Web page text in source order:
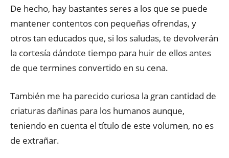
De hecho, hay bastantes seres a los que se puede
mantener contentos con pequeñas ofrendas, y
otros tan educados que, si los saludas, te devolverán
la cortesía dándote tiempo para huir de ellos antes
de que termines convertido en su cena.
También me ha parecido curiosa la gran cantidad de
criaturas dañinas para los humanos aunque,
teniendo en cuenta el título de este volumen, no es
de extrañar.